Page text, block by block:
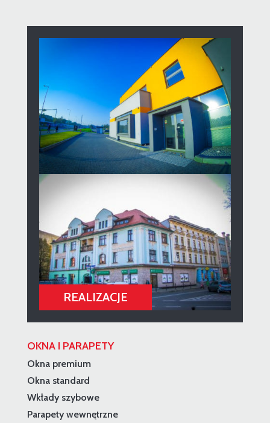
OKNA I PARAPETY
Okna premium
Okna standard
Wkłady szybowe
Parapety wewnętrzne